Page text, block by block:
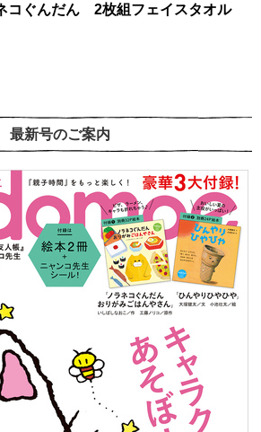
コぐんだん 2枚組フェイスタオル
最新号のご案内